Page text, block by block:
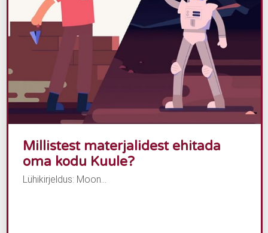
Millistest materjalidest ehitada
oma kodu Kuule?
Lühikirjeldus: Moon...